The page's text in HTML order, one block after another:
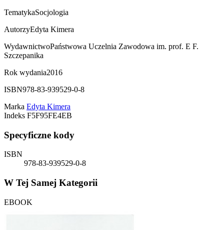
TematykaSocjologia
AutorzyEdyta Kimera
WydawnictwoPaństwowa Uczelnia Zawodowa im. prof. E F.
Szczepanika
Rok wydania2016
ISBN978-83-939529-0-8
Marka Edyta Kimera
Indeks F5F95FE4EB
Specyficzne kody
ISBN
978-83-939529-0-8
W Tej Samej Kategorii
EBOOK